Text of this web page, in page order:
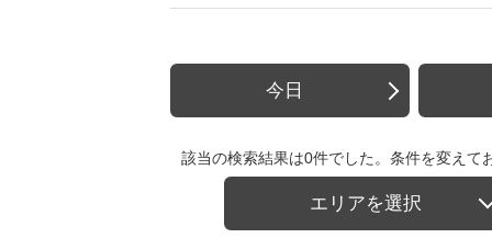
今日
該当の検索結果は0件でした。条件を変えて
エリアを選択